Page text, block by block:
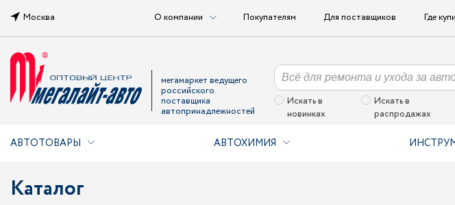
Москва О компании Покупателям Для поставщиков Где
мегамаркет ведущего
российского
поставщика
автопринадлежностей
Искать в
новинках
Искать в
распродажах
АВТОТОВАРЫ АВТОХИМИЯ
Каталог